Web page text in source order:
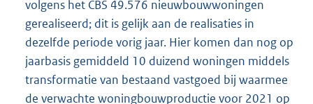
volgens het CBS 49.576 nieuwbouwwoningen
gerealiseerd; dit is gelijk aan de realisaties in
dezelfde periode vorig jaar. Hier komen dan nog op
jaarbasis gemiddeld 10 duizend woningen middels
transformatie van bestaand vastgoed bij waarmee
de verwachte woningbouwproductie voor 2021 op